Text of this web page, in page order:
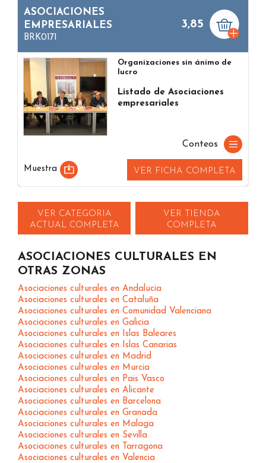
ASOCIACIONES
EMPRESARIALES
BRK0171
3,85
Organizaciones sin ánimo de
lucro
Listado de Asociaciones
empresariales
Conteos
Muestra VER FICHA COMPLETA
VER CATEGORIA
ACTUAL COMPLETA
VER TIENDA
COMPLETA
ASOCIACIONES CULTURALES EN
OTRAS ZONAS
Asociaciones culturales en Andalucia
Asociaciones culturales en Cataluña
Asociaciones culturales en Comunidad Valenciana
Asociaciones culturales en Galicia
Asociaciones culturales en Islas Baleares
Asociaciones culturales en Islas Canarias
Asociaciones culturales en Madrid
Asociaciones culturales en Murcia
Asociaciones culturales en Pais Vasco
Asociaciones culturales en Alicante
Asociaciones culturales en Barcelona
Asociaciones culturales en Granada
Asociaciones culturales en Malaga
Asociaciones culturales en Sevilla
Asociaciones culturales en Tarragona
Asociaciones culturales en Valencia